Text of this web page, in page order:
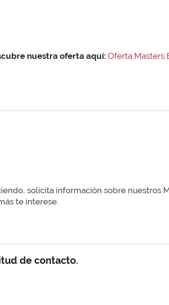
nuestra oferta aquí: Oferta Masters
solicita información sobre nuestros
te interese.
de contacto.